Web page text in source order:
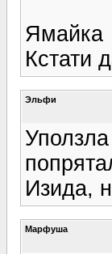
Ямайка
Кстати
Эльфи
Изида,
Марфуша